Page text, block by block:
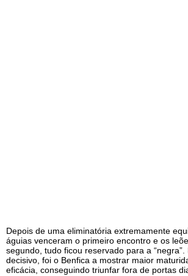
Depois de uma eliminatória extremamente
águias venceram o primeiro encontro e os
segundo, tudo ficou reservado para a
decisivo, foi o Benfica a mostrar maior
eficácia, conseguindo triunfar fora de portas